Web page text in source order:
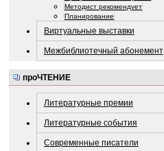
Методист рекомендует
Планирование
Виртуальные выставки
Межбиблиотечный абонемент
проЧТЕНИЕ
Литературные премии
Литературные события
Современные писатели